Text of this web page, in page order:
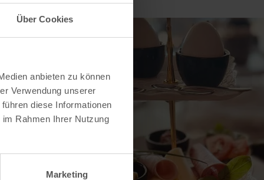
Über Cookies
anbieten zu können
Verwendung unserer
diese Informationen
Rahmen Ihrer Nutzung
Marketing